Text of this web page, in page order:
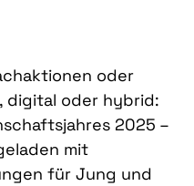
oder
digital oder hybrid:
2025 –
mit
für Jung und